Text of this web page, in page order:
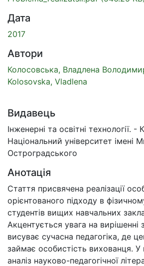
Дата
2017
Автори
Колосовська, Владлена
Kolosovska, Vladlena
Видавець
Інженерні та освітні технології.
Національний університет імені
Остроградського
Анотація
Стаття присвячена реалізації
орієнтованого підходу в
студентів вищих навчальних
Акцентується увага на вирішенні
висуває сучасна педагогіка, де
займає особистість вихованця. У
аналіз науково-педагогічної